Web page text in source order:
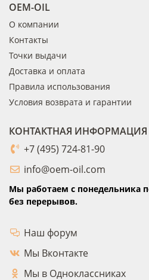
OEM-OIL
О компании
Контакты
Точки выдачи
Доставка и оплата
Правила использования
Условия возврата и гарантии
КОНТАКТНАЯ ИНФОРМАЦИЯ
+7 (495) 724-81-90
info@oem-oil.com
Мы работаем с понедельника
без перерывов.
Наш форум
Мы Вконтакте
Мы в Одноклассниках